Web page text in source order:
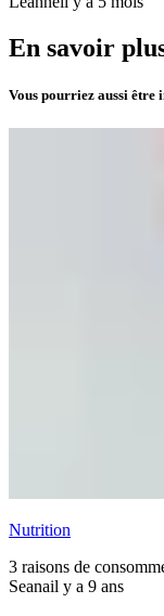
En savoir
Vous pourriez aussi être
Nutrition
3 raisons de
Seanail y a 9 ans